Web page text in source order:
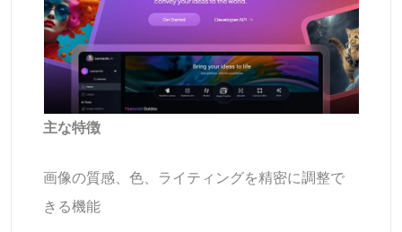
主な特徴
画像の質感、色、ライティングを精密に調整で
きる機能